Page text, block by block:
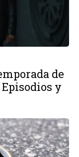
de
y